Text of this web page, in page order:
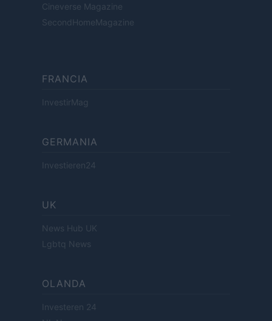
Cineverse Magazine
SecondHomeMagazine
FRANCIA
InvestirMag
GERMANIA
Investieren24
UK
News Hub UK
Lgbtq News
OLANDA
Investeren 24